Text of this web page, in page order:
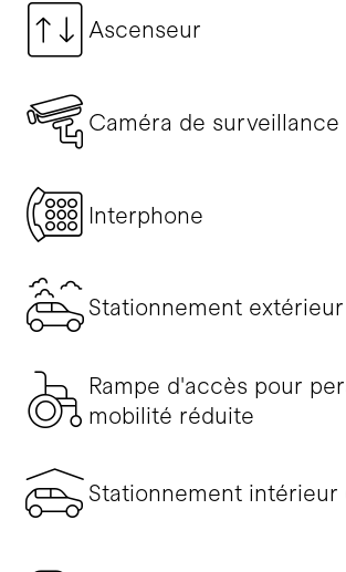
Ascenseur
Caméra de surveillance
Interphone
Stationnement extérieur
Rampe d'accès pour
mobilité réduite
Stationnement intérieur